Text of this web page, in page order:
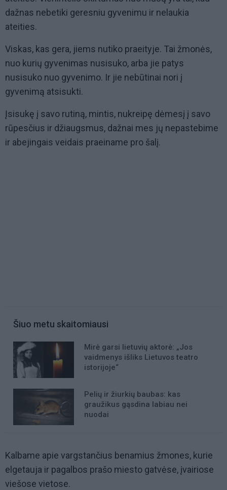
dažnas nebetiki geresniu gyvenimu ir nelaukia
ateities.
Viskas, kas gera, jiems nutiko praeityje. Tai žmonės,
nuo kurių gyvenimas nusisuko, arba jie patys
nusisuko nuo gyvenimo. Ir jie nebūtinai nori į
gyvenimą atsisukti.
Įsisukę į savo rutiną, mintis, nukreipę dėmesį į savo
rūpesčius ir džiaugsmus, dažnai mes jų nepastebime
ir abejingais veidais praeiname pro šalį.
Šiuo metu skaitomiausi
Mirė garsi lietuvių aktorė: „Jos
vaidmenys išliks Lietuvos teatro
istorijoje“
Pelių ir žiurkių baubas: kas
graužikus gąsdina labiau nei
nuodai
Kalbame apie vargstančius benamius žmones, kurie
elgetauja ir pagalbos prašo miesto gatvėse, įvairiose
viešose vietose.